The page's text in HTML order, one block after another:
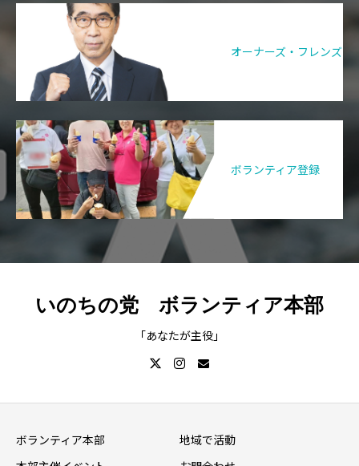
オーナーズ・フレンズ
ボランティア登録
いのちの党 ボランティア本部
「あなたが主役」
ボランティア本部 地域で活動